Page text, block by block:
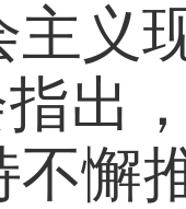
主义
出
不懈